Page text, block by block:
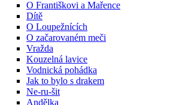
O Františkovi a Mařence
Dítě
O Loupežnících
O začarovaném meči
Vražda
Kouzelná lavice
Vodnická pohádka
Jak to bylo s drakem
Ne-ru-šit
Andělka